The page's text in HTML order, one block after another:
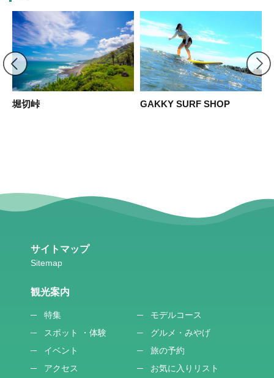
堀切峠 GAKKY SURF SHOP
サイトマップ
観光案内
特集
モデルコース
スポット ・体験
グルメ・みやげ
イベント
旅の予約
アクセス
お気に入りリスト